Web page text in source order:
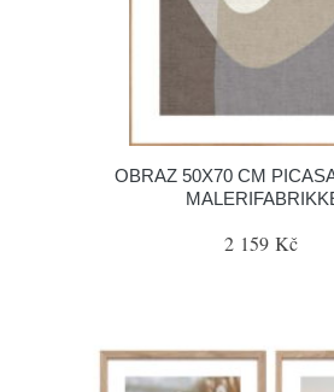
OBRAZ 50X70 CM
2 159 Kč